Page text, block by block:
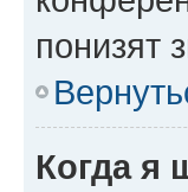
понизят
Когда я